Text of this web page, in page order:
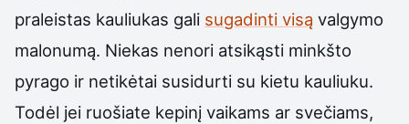
praleistas kauliukas gali sugadinti visą valgymo
malonumą. Niekas nenori atsikąsti minkšto
pyrago ir netikėtai susidurti su kietu kauliuku.
Todėl jei ruošiate kepinį vaikams ar svečiams,